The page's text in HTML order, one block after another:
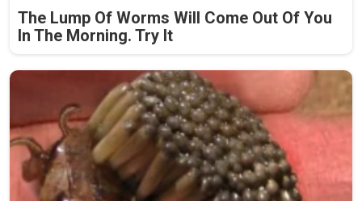
The Lump Of Worms Will Come Out Of You
In The Morning. Try It